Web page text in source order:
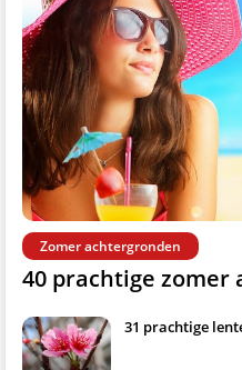
Zomer achtergronden
40 prachtige zomer
31 prachtige